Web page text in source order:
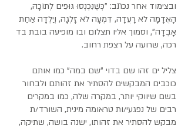
ובצימוד אחר נכתב: "כְּשֶׁנִּכְנְסוּ גּוּפִים לְתוֹכָהּ,
הָאֲדָמָה לֹא רָעֲדָה, דִּמְעָה לֹא זָלְגָה, וְיַלְדָּה אַחַת
אָבְדָה", וסמוך אליו תצלום ובו מופיעה בובת בד
רכה, שרועה על רצפת רחוב.
צליל ים זהו שם בדוי "שם במה" כמו אותם
כוכבים המבקשים להסתיר את זהותם ולבחור
בשם שיווקי יותר, במקרה שלה, כמו במקרים
רבים של נפגעי/ות טראומה מינית, השורד/ת
מבקש להסתיר את זהותו, ישנה בושה, שתיקה,